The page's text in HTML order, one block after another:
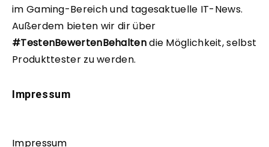
im Gaming-Bereich und tagesaktuelle IT-News.
Außerdem bieten wir dir über
#TestenBewertenBehaltendie Möglichkeit, selbst
Produkttester zu werden.
Impressum
Impressum